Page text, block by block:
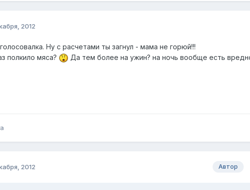
2012
Ну с расчетами ты загнул - мама не горюй!!!
полкило мяса?
Да тем более на ужин? на ночь вообще есть
Автор
2012